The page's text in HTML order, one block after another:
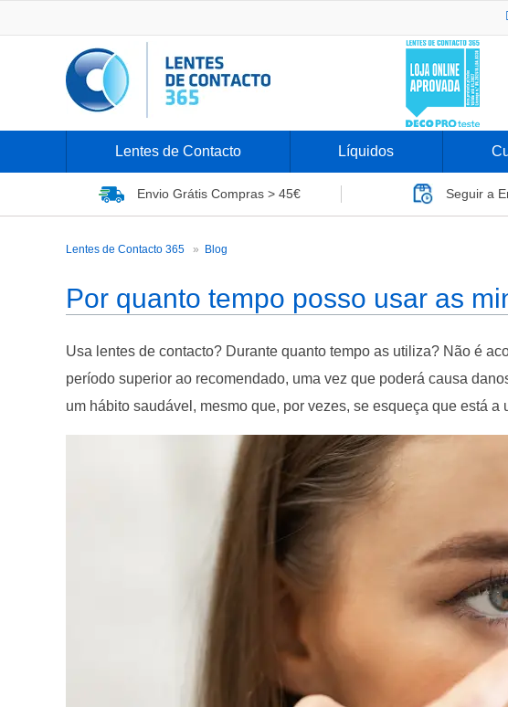
Lentes de Contacto Líquidos
Envio GrátisCompras > 45€ Seguir a
Lentes de Contacto 365 Blog
Por quanto tempo posso usar as
Usa lentes de contacto? Durante quanto tempo as utiliza? Não é
período superior ao recomendado, uma vez que poderá causa
um hábito saudável, mesmo que, por vezes, se esqueça que está a